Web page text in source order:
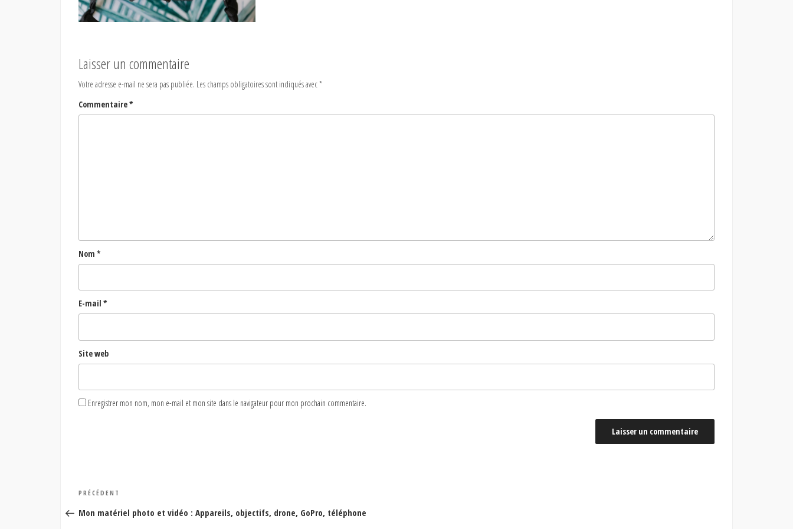
Laisser un commentaire
Votre adresse e-mail ne sera pas publiée. Les champs obligatoires sont indiqués avec*
Commentaire*
Nom *
E-mail *
Site web
Enregistrer mon nom, mon e-mail et mon site dans le navigateur pour mon prochain commentaire.
Navigation
de
Article
précédent
PRÉCÉDENT
Mon matériel photo et vidéo : Appareils, objectifs, drone, GoPro, téléphone